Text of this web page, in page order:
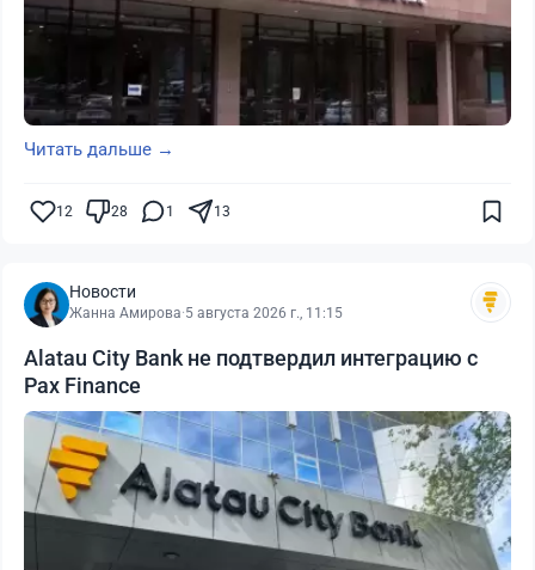
Читать дальше →
12 28 1 13
Новости
Жанна Амирова·5 августа 2026 г., 11:15
Alatau City Bank не подтвердил интеграцию с
Pax Finance